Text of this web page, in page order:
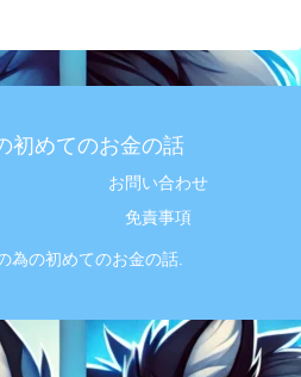
初めてのお金の話
お問い合わせ
免責事項
為の初めてのお金の話.